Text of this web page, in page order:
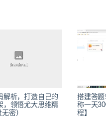
解析，打造自己的
，领悟尤大思维精
密）
搭建答
称一天
程】